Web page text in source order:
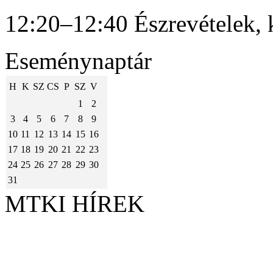
12:20–12:40 Észrevételek,
Eseménynaptár
H K SZ CS P SZ V
1
2
3
4 5 6 7 8
9
10 11 12 13 14 15 16
17 18 19 20 21 22 23
24 25 26 27 28 29 30
31
MTKI HÍREK